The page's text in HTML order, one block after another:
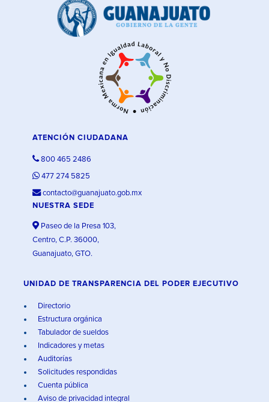
ATENCIÓN CIUDADANA
800 465 2486
477 274 5825
contacto@guanajuato.gob.mx
NUESTRA SEDE
Paseo de la Presa 103,
Centro, C.P. 36000,
Guanajuato, GTO.
UNIDAD DE TRANSPARENCIA DEL PODER EJECUTIVO
Directorio
Estructura orgánica
Tabulador de sueldos
Indicadores y metas
Auditorías
Solicitudes respondidas
Cuenta pública
Aviso de privacidad integral